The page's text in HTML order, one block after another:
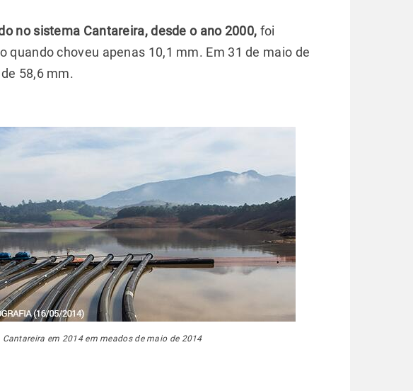
no sistema Cantareira, desde o ano 2000, foi
quando choveu apenas 10,1 mm. Em 31 de maio de
58,6 mm.
Cantareira em 2014 em meados de maio de 2014